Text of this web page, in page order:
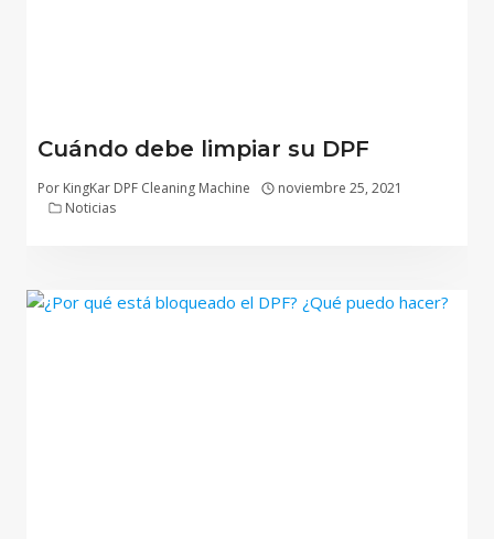
Cuándo debe limpiar su DPF
Por KingKar DPF Cleaning Machine
noviembre 25, 2021
Noticias